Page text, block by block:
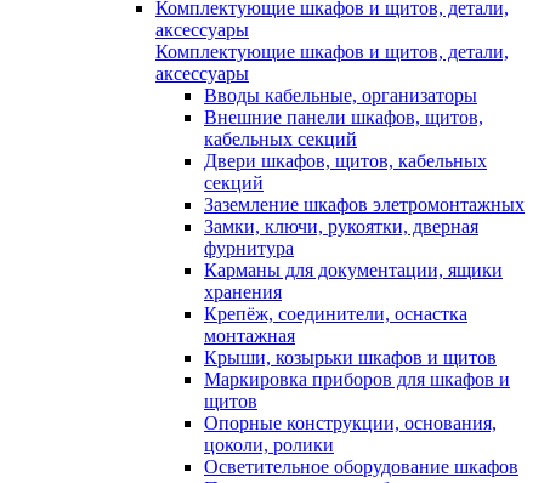
Комплектующие шкафов и щитов, детали,
аксессуары
Комплектующие шкафов и щитов, детали,
аксессуары
Вводы кабельные, организаторы
Внешние панели шкафов, щитов,
кабельных секций
Двери шкафов, щитов, кабельных
секций
Заземление шкафов элетромонтажных
Замки, ключи, рукоятки, дверная
фурнитура
Карманы для документации, ящики
хранения
Крепёж, соединители, оснастка
монтажная
Крыши, козырьки шкафов и щитов
Маркировка приборов для шкафов и
щитов
Опорные конструкции, основания,
цоколи, ролики
Осветительное оборудование шкафов